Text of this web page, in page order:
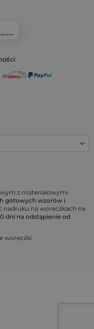
z materiałowymi
gotowych wzorów i
na woreczkach na
dni na odstąpienie od
woreczki
okresu